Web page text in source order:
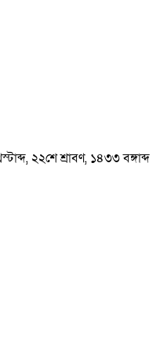
২২শে শ্রাবণ, ১৪৩৩ বঙ্গাব্দ